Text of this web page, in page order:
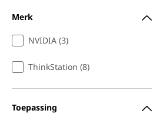
Merk
NVIDIA (3)
ThinkStation (8)
Toepassing